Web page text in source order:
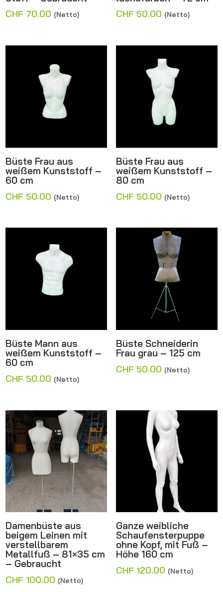
CHF 70.00 (Netto) CHF 50.00 (Netto)
Büste Frau aus
weißem Kunststoff –
60 cm
CHF 50.00 (Netto)
Büste Frau aus
weißem Kunststoff –
80 cm
CHF 50.00 (Netto)
Büste Mann aus
weißem Kunststoff –
60 cm
CHF 50.00 (Netto)
Büste Schneiderin
Frau grau – 125 cm
CHF 50.00 (Netto)
Damenbüste aus
beigem Leinen mit
verstellbarem
Metallfuß – 81×35 cm
– Gebraucht
CHF 100.00 (Netto)
Ganze weibliche
Schaufensterpuppe
ohne Kopf, mit Fuß –
Höhe 160 cm
CHF 120.00 (Netto)